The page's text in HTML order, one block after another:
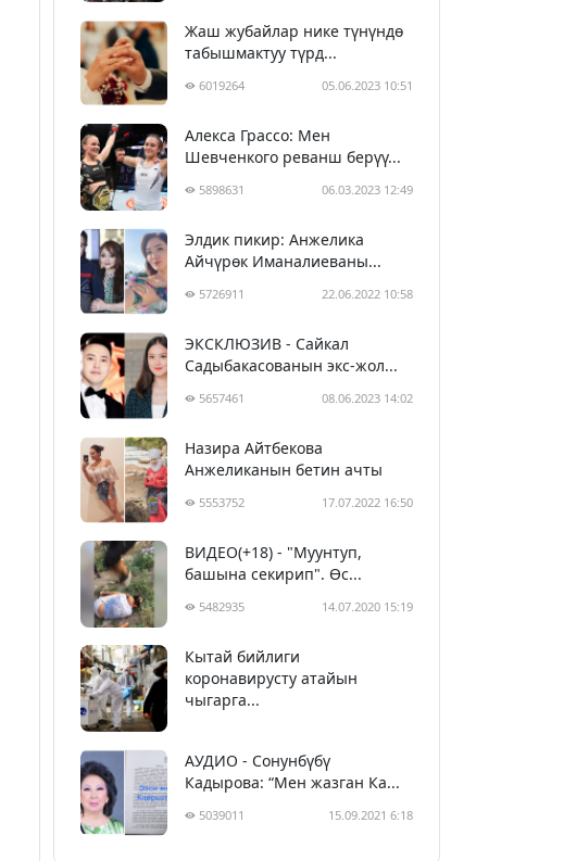
Жаш жубайлар нике түнүндө
табышмактуу түрд...
6019264 05.06.2023 10:51
Алекса Грассо: Мен
Шевченкого реванш берүү...
5898631 06.03.2023 12:49
Элдик пикир: Анжелика
Айчүрөк Иманалиеваны...
5726911 22.06.2022 10:58
ЭКСКЛЮЗИВ - Сайкал
Садыбакасованын экс-жол...
5657461 08.06.2023 14:02
Назира Айтбекова
Анжеликанын бетин ачты
5553752 17.07.2022 16:50
ВИДЕО(+18) - "Муунтуп,
башына секирип". Өс...
5482935 14.07.2020 15:19
Кытай бийлиги
коронавирусту атайын
чыгарга...
АУДИО - Сонунбүбү
Кадырова: “Мен жазган Ка...
5039011 15.09.2021 6:18